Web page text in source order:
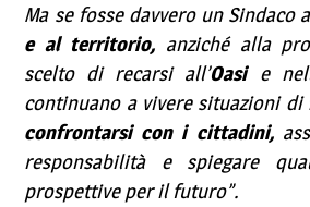
Ma se fosse davvero un Sindaco a
e al territorio, anziché alla
scelto di recarsi all’Oasie
continuano a vivere situazioni di
confrontarsi con i cittadini,
responsabilità e spiegare
prospettive per il futuro”.